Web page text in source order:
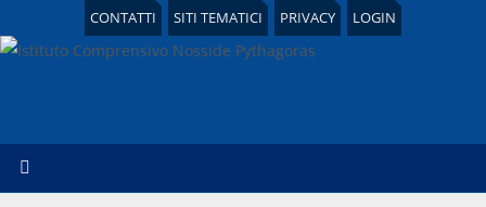
CONTATTI SITI TEMATICI PRIVACY LOGIN